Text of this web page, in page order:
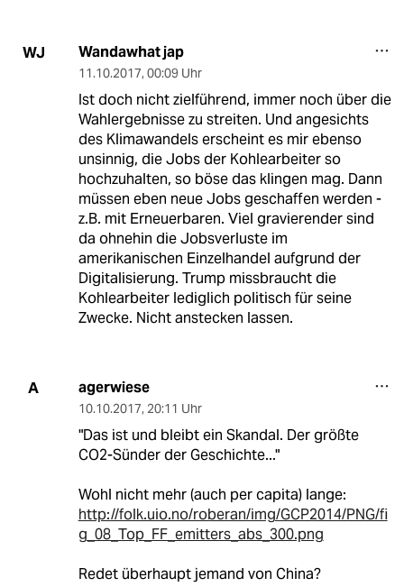
WJ Wandawhat jap
11.10.2017, 00:09 Uhr
Ist doch nicht zielführend, immer noch über die
Wahlergebnisse zu streiten. Und angesichts
des Klimawandels erscheint es mir ebenso
unsinnig, die Jobs der Kohlearbeiter so
hochzuhalten, so böse das klingen mag. Dann
müssen eben neue Jobs geschaffen werden -
z.B. mit Erneuerbaren. Viel gravierender sind
da ohnehin die Jobsverluste im
amerikanischen Einzelhandel aufgrund der
Digitalisierung. Trump missbraucht die
Kohlearbeiter lediglich politisch für seine
Zwecke. Nicht anstecken lassen.
A agerwiese
10.10.2017, 20:11 Uhr
"Das ist und bleibt ein Skandal. Der größte
CO2-Sünder der Geschichte..."
Wohl nicht mehr (auch per capita) lange:
http://folk.uio.no/roberan/img/GCP2014/PNG/fi
g_08_Top_FF_emitters_abs_300.png
Redet überhaupt jemand von China?